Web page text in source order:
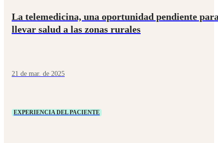
La telemedicina, una oportunidad pendiente
llevar salud a las zonas rurales
21 de mar. de 2025
EXPERIENCIA DEL PACIENTE